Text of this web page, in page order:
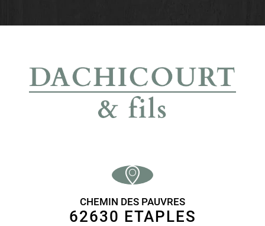
CHEMIN DES PAUVRES
62630 ETAPLES